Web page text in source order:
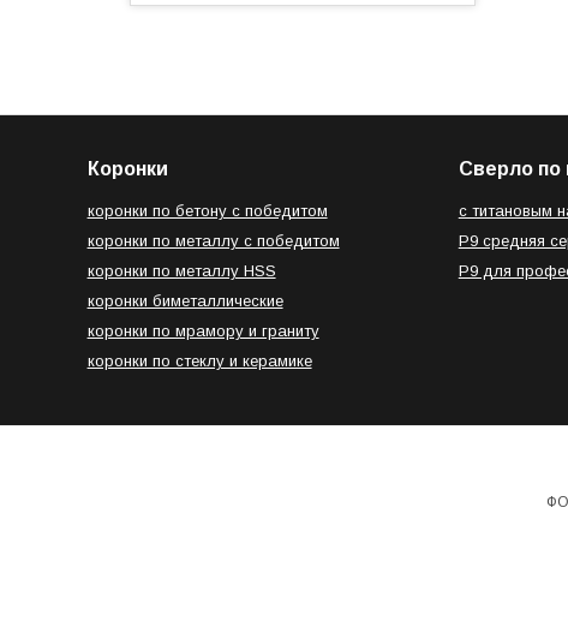
Коронки
коронки по бетону с победитом
коронки по металлу с победитом
коронки по металлу HSS
коронки биметаллические
коронки по мрамору и граниту
коронки по стеклу и керамике
Сверло по
с титановым
Р9 средняя
Р9 для